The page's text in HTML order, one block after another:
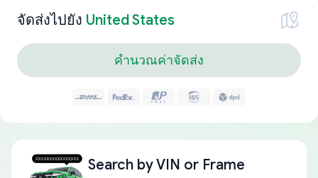
จัดส่งไปยัง United States
คำนวณค่าจัดส่ง
Search byVIN or Frame